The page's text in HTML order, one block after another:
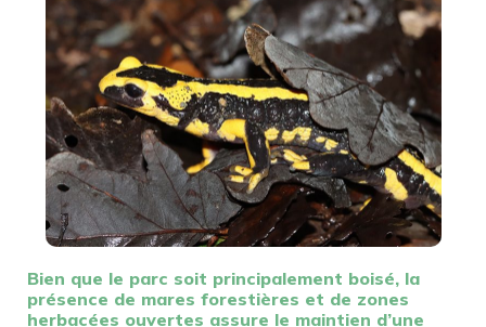
Bien que le parc soit principalement boisé, la
présence de mares forestières et de zones
herbacées ouvertes assure le maintien d’une